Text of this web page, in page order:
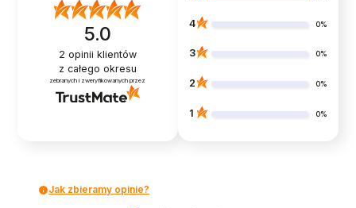
5.0
2 opinii klientów
z całego okresu
zebranych i zweryfikowanych przez
4 0%
3 0%
2 0%
1 0%
Jak zbieramy opinie?